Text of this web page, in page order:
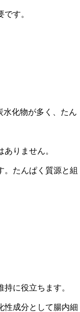
す。
化物が多く、たん
りません。
。たんぱく質源と組
に役立ちます。
性成分として腸内細